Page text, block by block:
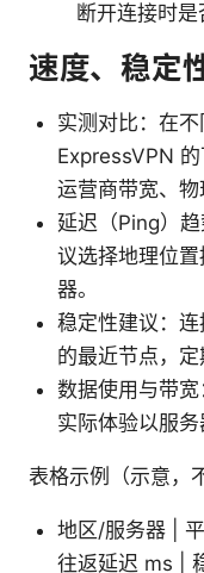
断开连接时是
速度、稳定
实测对比：在不
ExpressVPN
运营商带宽、物
延迟（Ping）
议选择地理位
器。
稳定性建议：
的最近节点，定
数据使用与带宽
实际体验以服务
表格示例（示意，
地区/服务器 |
往返延迟 ms |